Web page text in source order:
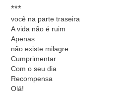
***
você na parte traseira
A vida não é ruim
Apenas
não existe milagre
Cumprimentar
Com o seu dia
Recompensa
Olá!